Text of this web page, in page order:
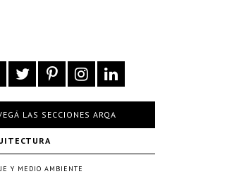
LAS SECCIONES ARQA
Y MEDIO AMBIENTE